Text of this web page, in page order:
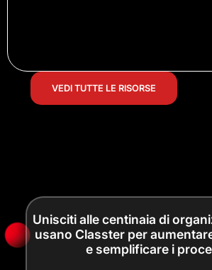
VEDI TUTTE LE RISORSE
Unisciti alle centinaia di
usano Classter per
e semplificare i